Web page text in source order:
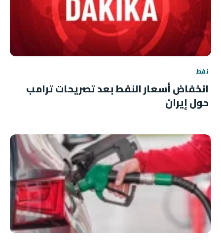
نفط
انخفاض أسعار النفط بعد تصريحات ترامب
حول إيران